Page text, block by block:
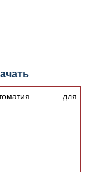
для